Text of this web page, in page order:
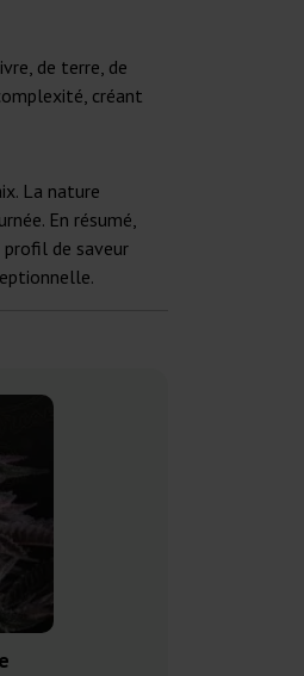
de terre, de
créant
La nature
En résumé,
profil de saveur